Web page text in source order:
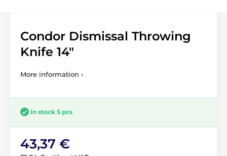
Condor Dismissal Throwing
Knife 14"
More information ›
In stock 5 pcs
43,37 €